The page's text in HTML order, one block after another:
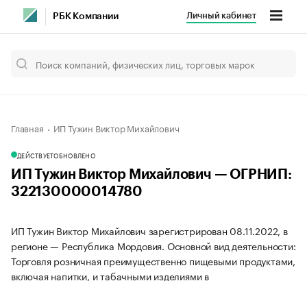
РБК Компании Личный кабинет
Главная ИП Тужин Виктор Михайлович
ДЕЙСТВУЕТОБНОВЛЕНО
ИП Тужин Виктор Михайлович — ОГРНИП:
322130000014780
ИП Тужин Виктор Михайлович зарегистрирован 08.11.2022, в
регионе — Республика Мордовия. Основной вид деятельности:
Торговля розничная преимущественно пищевыми продуктами,
включая напитки, и табачными изделиями в